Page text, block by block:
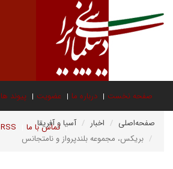
صفحه نخست درباره ما عضویت پیوند ها
تماس با ما RSS صفحه‌اصلی اخبار
آسیا و آفریقا
بریکس، مجموعه بلندپرواز و نامتجانس